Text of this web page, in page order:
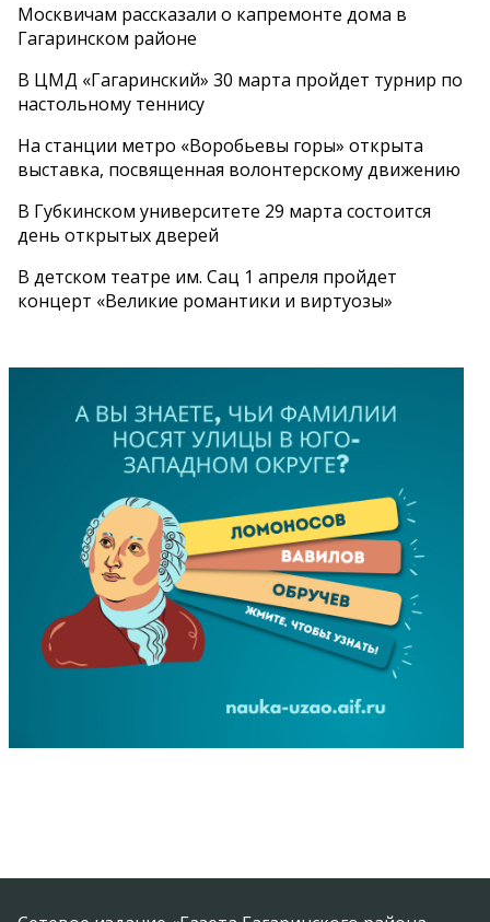
Москвичам рассказали о капремонте дома в
Гагаринском районе
В ЦМД «Гагаринский» 30 марта пройдет турнир по
настольному теннису
На станции метро «Воробьевы горы» открыта
выставка, посвященная волонтерскому движению
В Губкинском университете 29 марта состоится
день открытых дверей
В детском театре им. Сац 1 апреля пройдет
концерт «Великие романтики и виртуозы»